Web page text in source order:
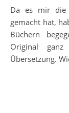
Da es mir die vergangenen Male schon so viel Spaß
gemacht hat,
Büchern
Original
Übersetzung.